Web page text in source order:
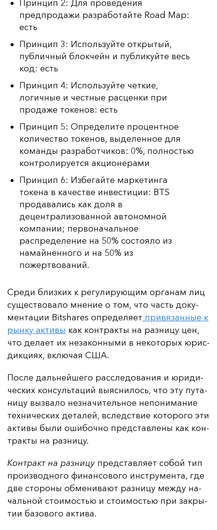
Принцип 2: Для проведения
предпродажи разработайте Road Map:
есть
Принцип 3: Используйте открытый,
публичный блокчейн и публикуйте весь
код: есть
Принцип 4: Используйте четкие,
логичные и честные расценки при
продаже токенов: есть
Принцип 5: Определите процентное
количество токенов, выделенное для
команды разработчиков: 0%, полностью
контролируется акционерами
Принцип 6: Избегайте маркетинга
токена в качестве инвестиции: BTS
продавались как доля в
децентрализованной автономной
компании; первоначальное
распределение на 50% состояло из
намайненного и на 50% из
пожертвований.
Сре­ди близ­ких к ре­гу­ли­ру­ющим ор­га­нам лиц
су­щес­тво­ва­ло мне­ние о том, что часть до­ку­
мен­та­ции Bitshares оп­ре­де­ля­ет при­вя­зан­ные к
рын­ку ак­ти­вы как кон­трак­ты на раз­ни­цу цен,
что де­ла­ет их не­за­кон­ны­ми в не­ко­то­рых юрис­
дик­ци­ях, вклю­чая США.
Пос­ле даль­ней­ше­го рас­сле­до­ва­ния и юри­ди­
чес­ких кон­суль­та­ций вы­яс­ни­лось, что эту пу­та­
ни­цу выз­ва­ло нез­на­чи­тель­ное не­по­ни­ма­ние
тех­ни­чес­ких де­та­лей, вследс­твие ко­то­ро­го эти
ак­ти­вы бы­ли оши­боч­но пред­став­ле­ны как кон­
трак­ты на раз­ни­цу.
Кон­тракт на раз­ни­цу пред­став­ля­ет со­бой тип
про­из­вод­но­го фи­нан­со­во­го инс­тру­мен­та, где
две сто­ро­ны об­ме­ни­ва­ют раз­ни­цу меж­ду на­
чаль­ной сто­имостью и сто­имостью при зак­ры­
тии ба­зо­во­го ак­ти­ва.